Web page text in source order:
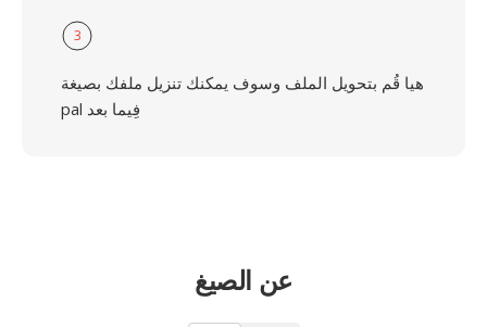
3
هيا قُم بتحويل الملف وسوف يمكنك تنزيل ملفك بصيغة
pal فِيما بعد
عن الصيغ